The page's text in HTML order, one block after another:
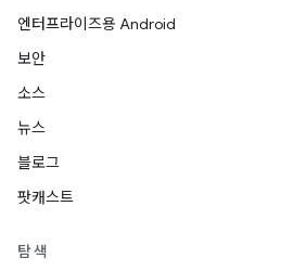
엔터프라이즈용 Android
보안
소스
뉴스
블로그
팟캐스트
탐색